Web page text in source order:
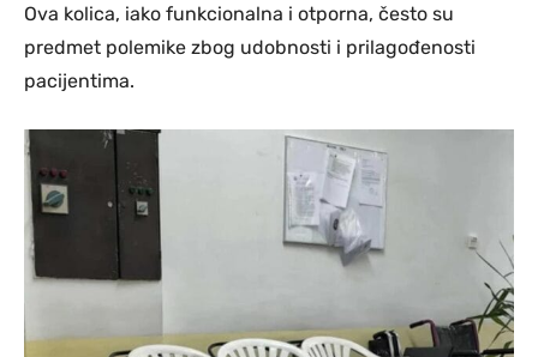
Ova kolica, iako funkcionalna i otporna, često su
predmet polemike zbog udobnosti i prilagođenosti
pacijentima.